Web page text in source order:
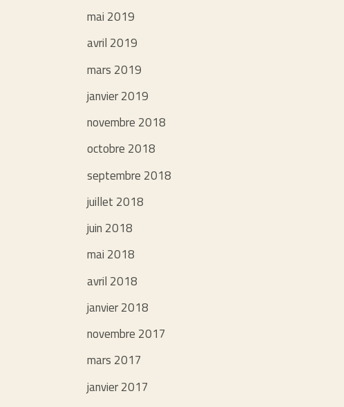
mai 2019
avril 2019
mars 2019
janvier 2019
novembre 2018
octobre 2018
septembre 2018
juillet 2018
juin 2018
mai 2018
avril 2018
janvier 2018
novembre 2017
mars 2017
janvier 2017